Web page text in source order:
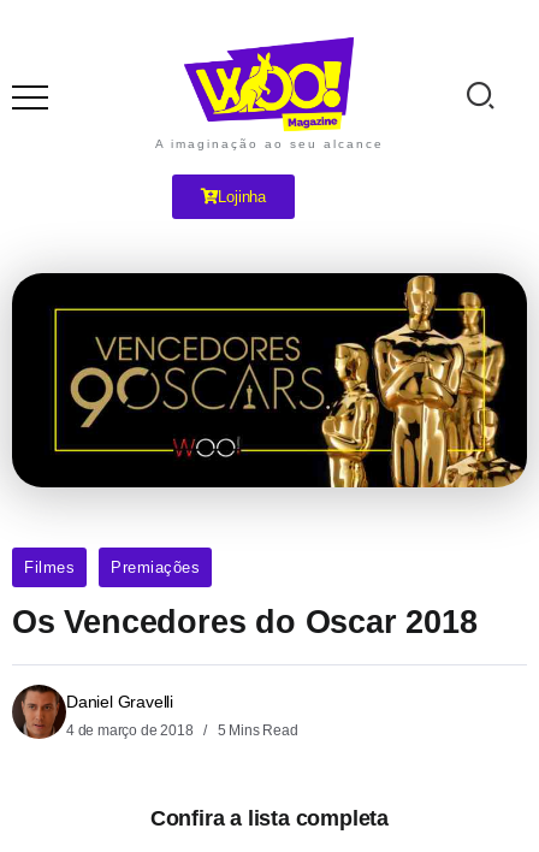
A imaginação ao seu alcance
Lojinha
Filmes Premiações
Os Vencedores do Oscar 2018
Daniel Gravelli
4 de março de 2018 5 Mins Read
Confira a lista completa